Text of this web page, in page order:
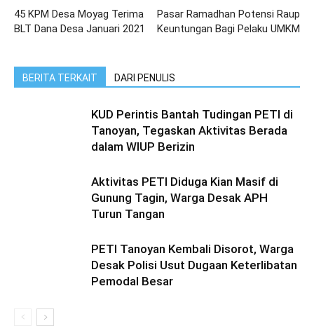
45 KPM Desa Moyag Terima
BLT Dana Desa Januari 2021
Pasar Ramadhan Potensi Raup
Keuntungan Bagi Pelaku UMKM
BERITA TERKAIT DARI PENULIS
KUD Perintis Bantah Tudingan PETI di
Tanoyan, Tegaskan Aktivitas Berada
dalam WIUP Berizin
Aktivitas PETI Diduga Kian Masif di
Gunung Tagin, Warga Desak APH
Turun Tangan
PETI Tanoyan Kembali Disorot, Warga
Desak Polisi Usut Dugaan Keterlibatan
Pemodal Besar